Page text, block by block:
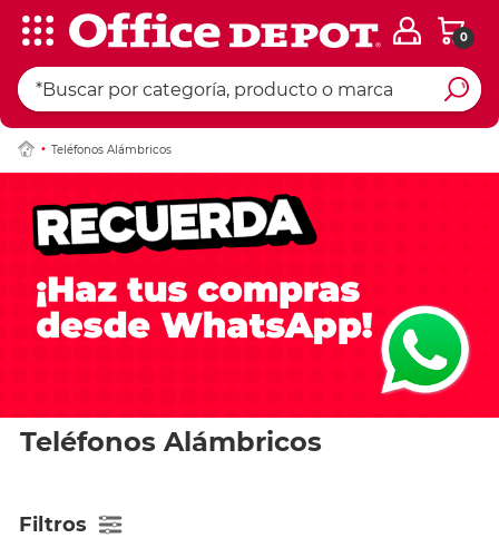
0
Teléfonos Alámbricos
Teléfonos Alámbricos
Filtros